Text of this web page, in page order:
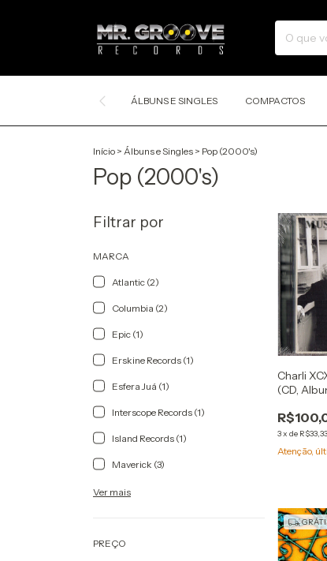
ÁLBUNS E SINGLES COMPACTOS
Início > Álbuns e Singles > Pop (2000's)
Pop (2000's)
Filtrar por
MARCA
Atlantic (2)
Columbia (2)
Epic (1)
Erskine Records (1)
Esfera Juá (1)
Interscope Records (1)
Island Records (1)
Maverick (3)
Ver mais
PREÇO
Charli
(CD,
3xde R$33,33
Atenção,